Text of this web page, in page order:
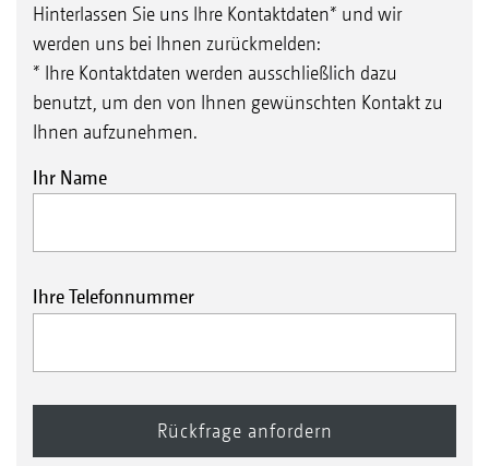
Hinterlassen Sie uns Ihre Kontaktdaten* und wir
werden uns bei Ihnen zurückmelden:
* Ihre Kontaktdaten werden ausschließlich dazu
benutzt, um den von Ihnen gewünschten Kontakt zu
Ihnen aufzunehmen.
Ihr Name
Ihre Telefonnummer